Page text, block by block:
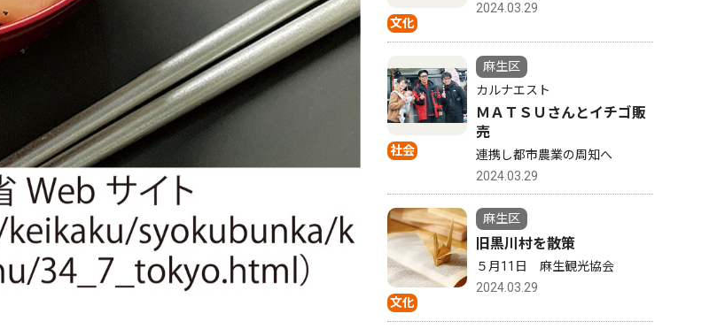
文化
2024.03.29
社会
麻生区
カルナエスト
ＭＡＴＳＵさんとイチゴ販
売
連携し都市農業の周知へ
2024.03.29
文化
麻生区
旧黒川村を散策
５月11日 麻生観光協会
2024.03.29